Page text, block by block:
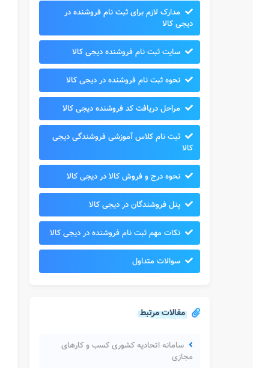
مدارک لازم برای ثبت نام فروشنده در
دیجی کالا
سایت ثبت نام فروشنده دیجی کالا
نحوه ثبت نام فروشنده در دیجی کالا
مراحل دریافت کد فروشنده دیجی کالا
ثبت نام کلاس آموزشی فروشندگی دیجی
کالا
نحوه درج و فروش کالا در دیجی کالا
پنل فروشندگان در دیجی کالا
نکات مهم ثبت نام فروشنده در دیجی کالا
سوالات متداول
مقالات مرتبط
سامانه اتحادیه کشوری کسب و کارهای
مجازی